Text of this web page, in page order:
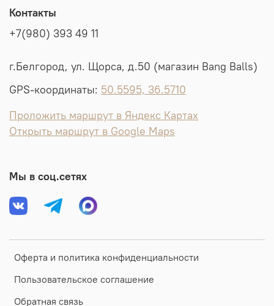
Оферта и политика конфиденциальности
Пользовательское соглашение
Обратная связь
Контакты
+7(980) 393 49 11
г.Белгород, ул. Щорса, д.50 (магазин Bang Balls)
GPS-координаты: 50.5595, 36.5710
Проложить маршрут в Яндекс Картах
Открыть маршрут в Google Maps
Мы в соц.сетях